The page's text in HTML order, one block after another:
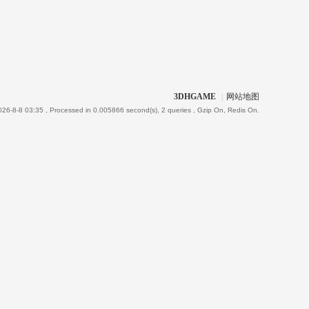
3DHGAME 网站地图
8-8 03:35 , Processed in 0.005866 second(s), 2 queries , Gzip On, Redis On.